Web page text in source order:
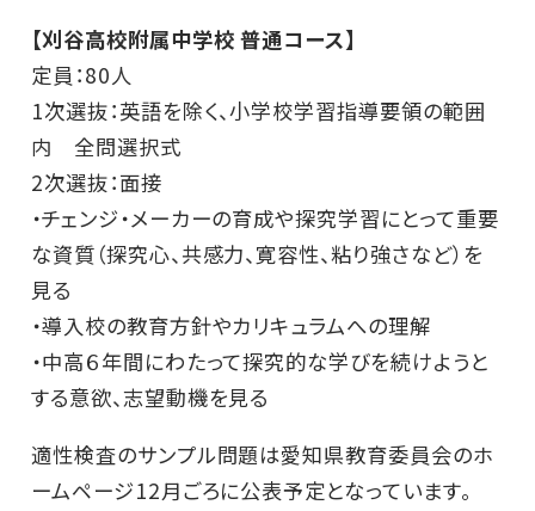
【刈谷高校附属中学校 普通コース】
定員：80人
1次選抜：英語を除く、小学校学習指導要領の範囲
内 全問選択式
2次選抜：面接
・チェンジ・メーカーの育成や探究学習にとって重要
な資質（探究心、共感力、寛容性、粘り強さなど）を
見る
・導入校の教育方針やカリキュラムへの理解
・中高６年間にわたって探究的な学びを続けようと
する意欲、志望動機を見る
適性検査のサンプル問題は愛知県教育委員会のホ
ームページ12月ごろに公表予定となっています。